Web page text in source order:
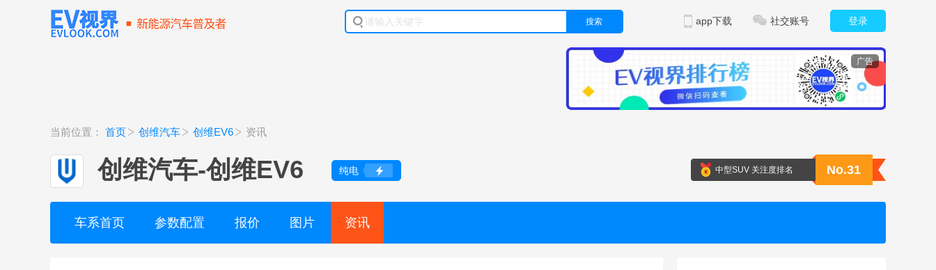
搜索 登录
社交账号
app下载
广告
当前位置： 首页 创维汽车 创维EV6 资讯
创维汽车-创维EV6 纯电 中型SUV 关注度排名 No.31
车系首页 参数配置 报价 图片 资讯